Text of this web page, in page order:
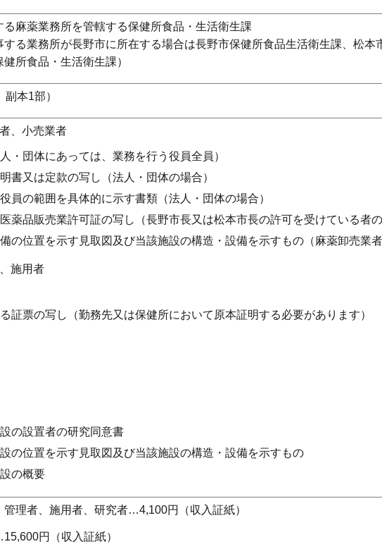
る麻薬業務所を管轄する保健所食品・生活衛生課
する業務所が長野市に所在する場合は長野市保健所食品生活衛生課、松本
所食品・生活衛生課）
本1部）
、小売業者
・団体にあっては、業務を行う役員全員）
書又は定款の写し（法人・団体の場合）
員の範囲を具体的に示す書類（法人・団体の場合）
薬品販売業許可証の写し（長野市長又は松本市長の許可を受けている者
の位置を示す見取図及び当該施設の構造・設備を示すもの（麻薬卸売業
施用者
証票の写し（勤務先又は保健所において原本証明する必要があります）
の設置者の研究同意書
の位置を示す見取図及び当該施設の構造・設備を示すもの
の概要
管理者、施用者、研究者…4,100円（収入証紙）
円（収入証紙）